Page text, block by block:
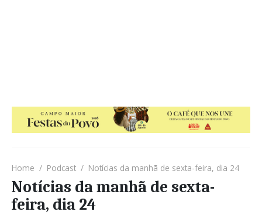
Home Podcast Notícias da manhã de sexta-feira, dia 24
Notícias da manhã de sexta-
feira, dia 24